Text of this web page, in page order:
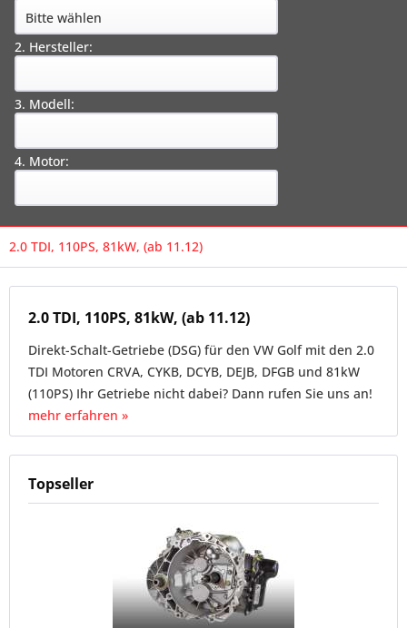
2. Hersteller:
3. Modell:
4. Motor:
2.0 TDI, 110PS, 81kW, (ab 11.12)
2.0 TDI, 110PS, 81kW, (ab 11.12)
Direkt-Schalt-Getriebe (DSG) für den VW Golf mit den 2.0
TDI Motoren CRVA, CYKB, DCYB, DEJB, DFGB und 81kW
(110PS) Ihr Getriebe nicht dabei? Dann rufen Sie uns an!
mehr erfahren »
Topseller